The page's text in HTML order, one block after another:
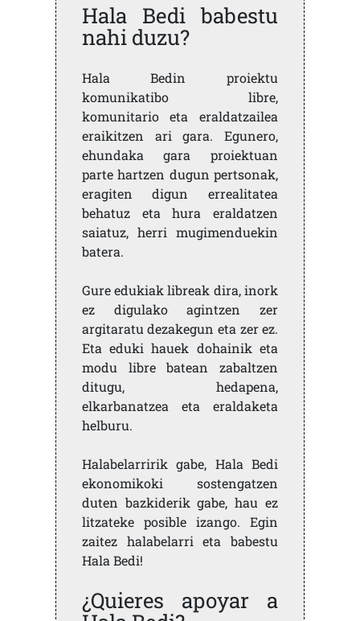
Hala Bedi babestu
nahi duzu?
Hala Bedin proiektu
komunikatibo libre,
komunitario eta eraldatzailea
eraikitzen ari gara. Egunero,
ehundaka gara proiektuan
parte hartzen dugun pertsonak,
eragiten digun errealitatea
behatuz eta hura eraldatzen
saiatuz, herri mugimenduekin
batera.
Gure edukiak libreak dira, inork
ez digulako agintzen zer
argitaratu dezakegun eta zer ez.
Eta eduki hauek dohainik eta
modu libre batean zabaltzen
ditugu, hedapena,
elkarbanatzea eta eraldaketa
helburu.
Halabelarririk gabe, Hala Bedi
ekonomikoki sostengatzen
duten bazkiderik gabe, hau ez
litzateke posible izango. Egin
zaitez halabelarri eta babestu
Hala Bedi!
¿Quieres apoyar a